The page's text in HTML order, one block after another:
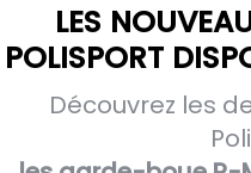
LES
POLISPORT
Découvrez les